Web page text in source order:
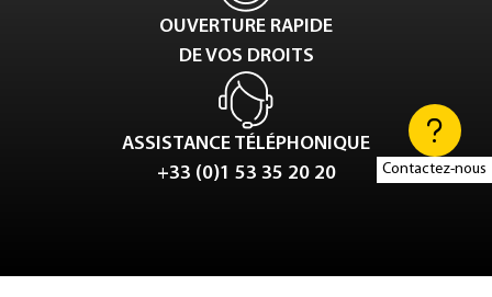
Contactez-nous
OUVERTURE RAPIDE
DE VOS DROITS
ASSISTANCE TÉLÉPHONIQUE
+33 (0)1 53 35 20 20